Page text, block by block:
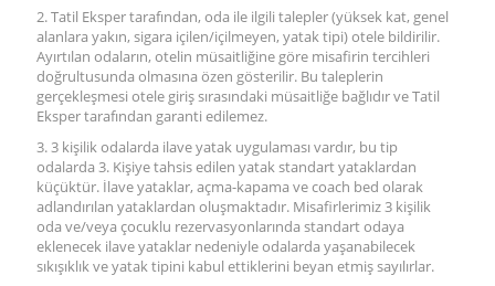
2. Tatil Eksper tarafından, oda ile ilgili talepler (yüksek kat, genel
alanlara yakın, sigara içilen/içilmeyen, yatak tipi) otele bildirilir.
Ayırtılan odaların, otelin müsaitliğine göre misafirin tercihleri
doğrultusunda olmasına özen gösterilir. Bu taleplerin
gerçekleşmesi otele giriş sırasındaki müsaitliğe bağlıdır ve Tatil
Eksper tarafından garanti edilemez.
3. 3 kişilik odalarda ilave yatak uygulaması vardır, bu tip
odalarda 3. Kişiye tahsis edilen yatak standart yataklardan
küçüktür. İlave yataklar, açma-kapama ve coach bed olarak
adlandırılan yataklardan oluşmaktadır. Misafirlerimiz 3 kişilik
oda ve/veya çocuklu rezervasyonlarında standart odaya
eklenecek ilave yataklar nedeniyle odalarda yaşanabilecek
sıkışıklık ve yatak tipini kabul ettiklerini beyan etmiş sayılırlar.